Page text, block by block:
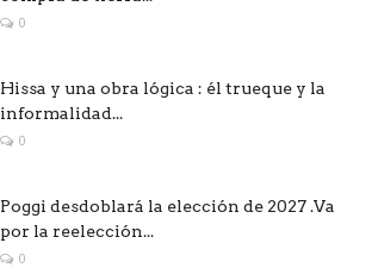
0
Hissa y una obra lógica : él trueque y la
informalidad...
0
Poggi desdoblará la elección de 2027 .Va
por la reelección...
0